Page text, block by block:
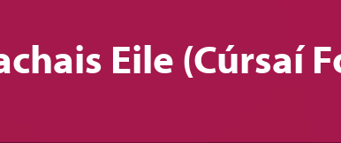
Eile (Cúrsaí